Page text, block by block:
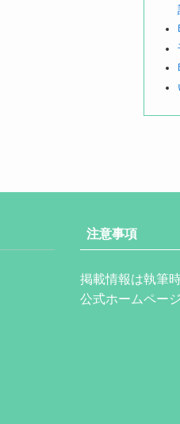
注意事項
掲載情報は執筆
公式ホームペー